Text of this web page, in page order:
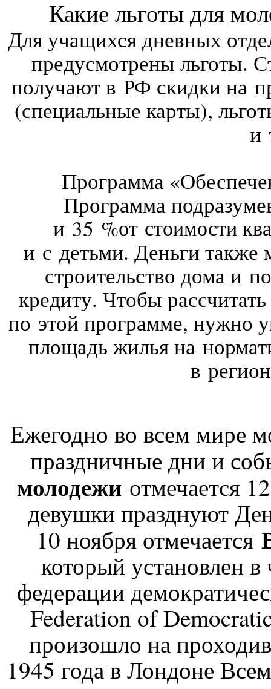
Какие льготы для
Для учащихся дневных
предусмотрены льготы.
получают в РФ скидки на
(специальные карты),
и
Программа
Программа
и 35 %от стоимости
и с детьми. Деньги также
строительство дома и
кредиту. Чтобы
по этой программе, нужно
площадь жилья на
в
Ежегодно во всем мире
праздничные дни и
молодежиотмечается
девушки празднуют
10 ноября отмечается
который установлен
федерации
Federation of
произошло на
1945 года в Лондоне